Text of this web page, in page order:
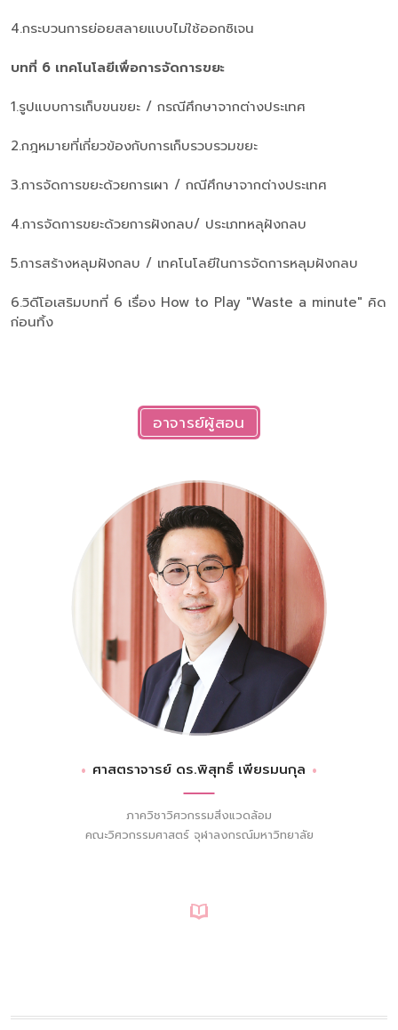
4.กระบวนการย่อยสลายแบบไม่ใช้ออกซิเจน
บทที่ 6 เทคโนโลยีเพื่อการจัดการขยะ
1.รูปแบบการเก็บขนขยะ / กรณีศึกษาจากต่างประเทศ
2.กฎหมายที่เกี่ยวข้องกับการเก็บรวบรวมขยะ
3.การจัดการขยะด้วยการเผา / กณีศึกษาจากต่างประเทศ
4.การจัดการขยะด้วยการฝังกลบ/ ประเภทหลุฝังกลบ
5.การสร้างหลุมฝังกลบ / เทคโนโลยีในการจัดการหลุมฝังกลบ
6.วิดีโอเสริมบทที่ 6 เรื่อง How to Play "Waste a minute" คิด
ก่อนทิ้ง
อาจารย์ผู้สอน
ศาสตราจารย์ ดร.พิสุทธิ์ เพียรมนกุล
ภาควิชาวิศวกรรมสิ่งแวดล้อม
คณะวิศวกรรมศาสตร์ จุฬาลงกรณ์มหาวิทยาลัย